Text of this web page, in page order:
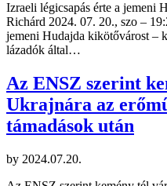
Izraeli légicsapás érte a jemeni
Richárd 2024. 07. 20., szo –
jemeni Hudajda kikötővárost –
lázadók által…
Az ENSZ szerint
Ukrajnára az
támadások után
by 2024.07.20.